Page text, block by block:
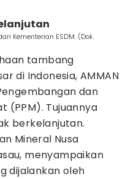
Kementerian ESDM. (Dok.
tambang
di Indonesia, AMMAN
dan
(PPM). Tujuannya
berkelanjutan.
Mineral Nusa
menyampaikan
dijalankan oleh